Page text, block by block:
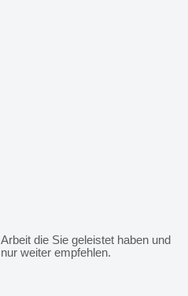
die Sie geleistet haben und
weiter empfehlen.